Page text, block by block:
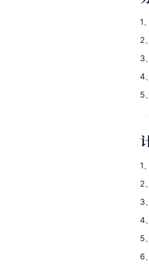
1、
2、
3
4、
5、
1
2、
3
4
5、
6